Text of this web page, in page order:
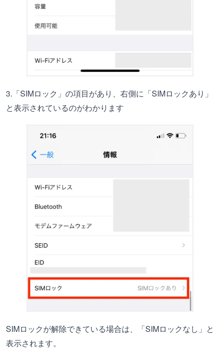
3.「SIMロック」の項目があり、右側に「SIMロックあり」
と表示されているのがわかります
SIMロックが解除できている場合は、「SIMロックなし」と
表示されます。